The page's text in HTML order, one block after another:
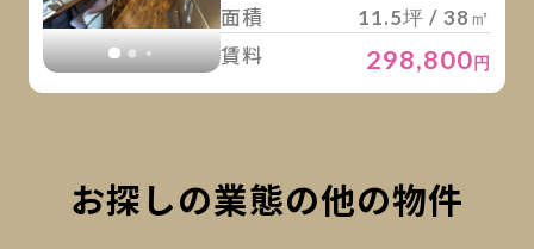
面積
11.5坪 / 38㎡
賃料 298,800円
お探しの業態の他の物件